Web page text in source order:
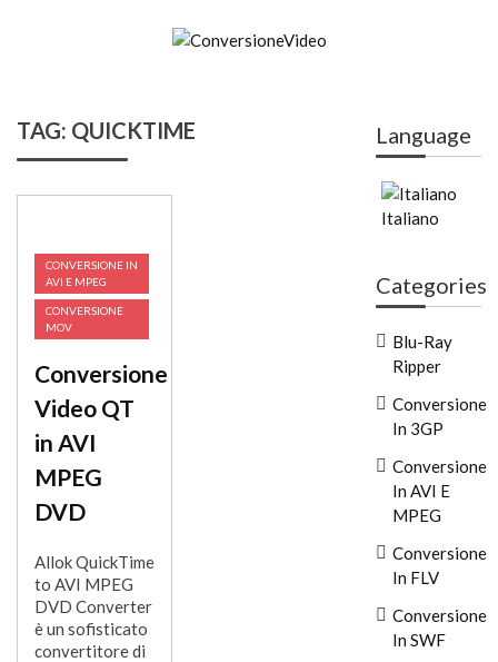
TAG: QUICKTIME
CONVERSIONE IN
AVI E MPEG
CONVERSIONE
MOV
Conversione
Video QT
in AVI
MPEG
DVD
Allok QuickTime
to AVI MPEG
DVD Converter
è un sofisticato
convertitore di
Language
Italiano
Categories
Blu-Ray
Ripper
Conversione
In 3GP
Conversione
In AVI E
MPEG
Conversione
In FLV
Conversione
In SWF